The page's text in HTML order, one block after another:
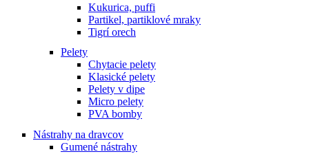
Kukurica, puffi
Partikel, partiklové mraky
Tigrí orech
Pelety
Chytacie pelety
Klasické pelety
Pelety v dipe
Micro pelety
PVA bomby
Nástrahy na dravcov
Gumené nástrahy